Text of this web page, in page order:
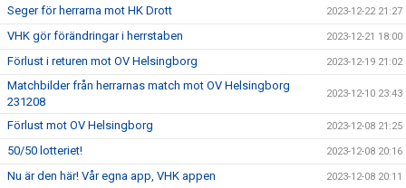
Seger för herrarna mot HK Drott 2023-12-22 21:27
VHK gör förändringar i herrstaben 2023-12-21 18:00
Förlust i returen mot OV Helsingborg 2023-12-19 21:02
Matchbilder från herrarnas match mot OV Helsingborg
231208
2023-12-10 23:43
Förlust mot OV Helsingborg 2023-12-08 21:25
50/50 lotteriet! 2023-12-08 20:16
Nu är den här! Vår egna app, VHK appen 2023-12-08 20:11